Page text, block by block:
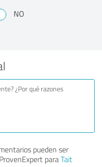
NO
pueden ser
paraTait